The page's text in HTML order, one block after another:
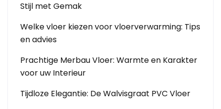
Stijl met Gemak
Welke vloer kiezen voor vloerverwarming: Tips
en advies
Prachtige Merbau Vloer: Warmte en Karakter
voor uw Interieur
Tijdloze Elegantie: De Walvisgraat PVC Vloer